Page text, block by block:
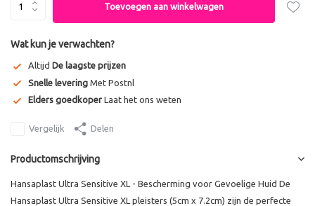
Toevoegen aan winkelwagen
Wat kun je verwachten?
Altijd De laagste prijzen
Snelle levering Met Postnl
Elders goedkoper Laat het ons weten
Vergelijk Delen
Productomschrijving
Hansaplast Ultra Sensitive XL - Bescherming voor Gevoelige Huid De
Hansaplast Ultra Sensitive XL pleisters (5cm x 7.2cm) zijn de perfecte